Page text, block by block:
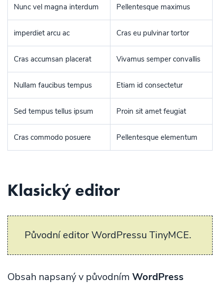
Nunc vel magna interdum Pellentesque maximus
imperdiet arcu ac Cras eu pulvinar tortor
Cras accumsan placerat Vivamus semper convallis
Nullam faucibus tempus Etiam id consectetur
Sed tempus tellus ipsum Proin sit amet feugiat
Cras commodo posuere Pellentesque elementum
Klasický editor
Původní editor WordPressu TinyMCE.
Obsah napsaný v původním WordPress